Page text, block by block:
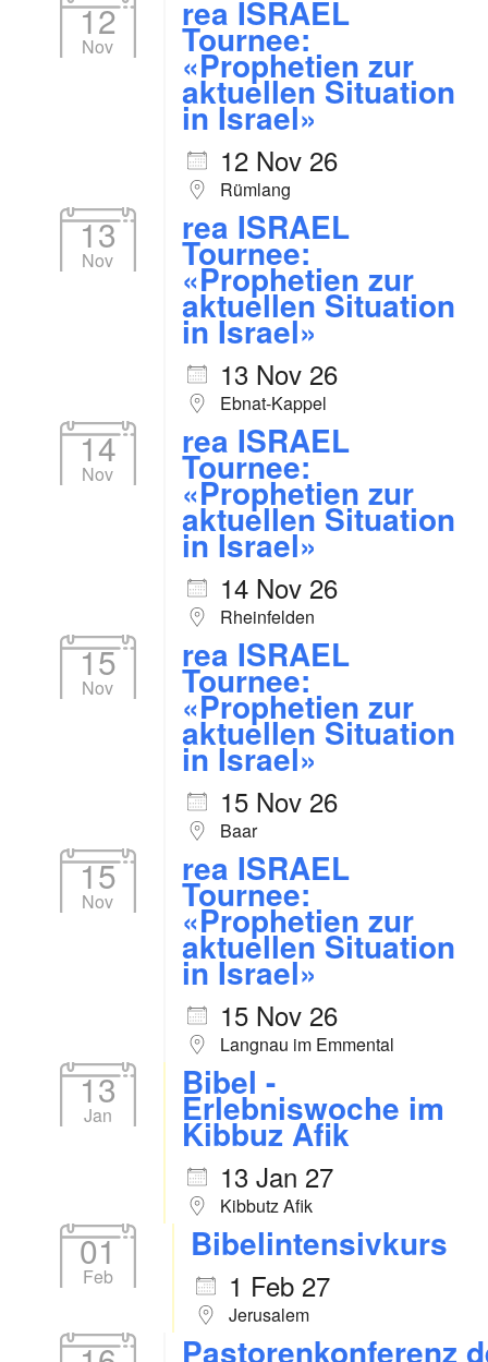
12
Nov
rea ISRAEL
Tournee:
«Prophetien zur
aktuellen Situation
in Israel»
12 Nov 26
Rümlang
13
Nov
rea ISRAEL
Tournee:
«Prophetien zur
aktuellen Situation
in Israel»
13 Nov 26
Ebnat-Kappel
14
Nov
rea ISRAEL
Tournee:
«Prophetien zur
aktuellen Situation
in Israel»
14 Nov 26
Rheinfelden
15
Nov
rea ISRAEL
Tournee:
«Prophetien zur
aktuellen Situation
in Israel»
15 Nov 26
Baar
15
Nov
rea ISRAEL
Tournee:
«Prophetien zur
aktuellen Situation
in Israel»
15 Nov 26
Langnau im Emmental
13
Jan
Bibel -
Erlebniswoche im
Kibbuz Afik
13 Jan 27
Kibbutz Afik
01
Feb
Bibelintensivkurs
1 Feb 27
Jerusalem
Pastorenkonferenz